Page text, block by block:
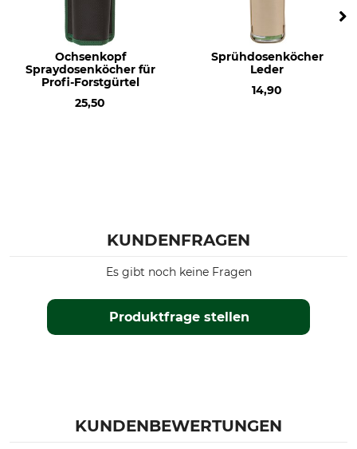
Ochsenkopf
Spraydosenköcher für
Profi-Forstgürtel
25,50
Sprühdosenköcher
Leder
14,90
KUNDENFRAGEN
Produktfrage stellen
Es gibt noch keine Fragen
KUNDENBEWERTUNGEN